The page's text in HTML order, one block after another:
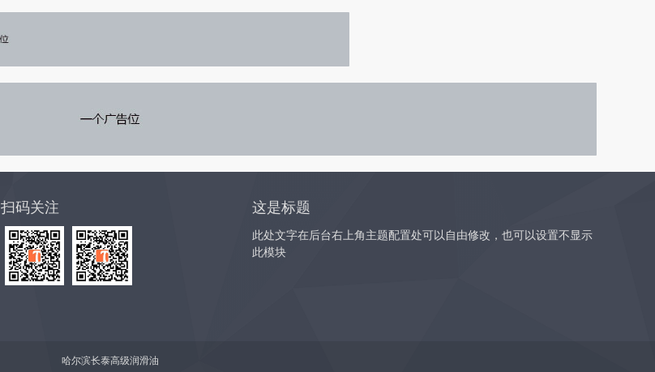
扫码关注 这是标题
此处文字在后台右上角主题配置处可以自由修改，也可以设置不显示
此模块
哈尔滨长泰高级润滑油